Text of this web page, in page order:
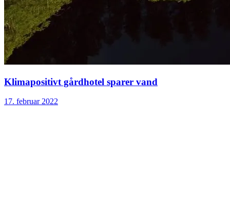
Klimapositivt gårdhotel sparer vand
17. februar 2022